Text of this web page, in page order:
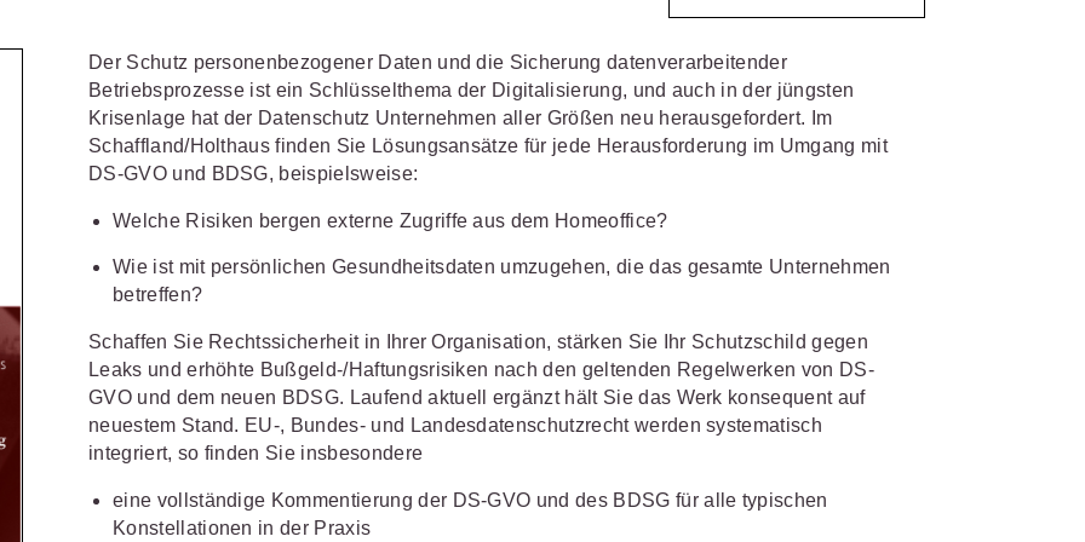
Finden Sie Lösungen und Inhalte, die zu Ihrem Fachgebiet passen.
Arbeitsrecht
Außenwirtschaftsrecht
Bankrecht
Compliance
Erbrecht
Familienrecht
Handels- und
Insolvenzrecht
Notare
Öffentliches Dienstrecht
Öffentliches Recht
Sozialrecht
Strafrecht
Unternehmensjuristen
Versicherungsrecht
JURIS BUSINESS
Praxisnah und intuitiv: Schutz vor
rechtlichen Risiken
für Unternehmen,
Institutionen und Steuerberater
mehr erfahren
JURIS AKADEMIE
Qualifiziert und zertifiziert: Online-
Fortbildungen
für Fachanwälte
in
allen wichtigen Fachgebieten.
mehr erfahren
5866-4466(Mo-Do 9-18 Uhr, Fr 9-17
Produktberater für eine erste
Vereine und Verbände
Unternehmen
Referendariat
WEITERE SERVICES
FAQ
Veranstaltungen
juris PraxisReporte
(Mo-Fr 8-18 Uhr).
Alle Kontaktmöglichkeiten
Der Schutz personenbezogener Daten und die Sicherung datenverarbeitender
Betriebsprozesse ist ein Schlüsselthema der Digitalisierung, und auch in der jüngsten
Krisenlage hat der Datenschutz Unternehmen aller Größen neu herausgefordert. Im
Schaffland/Holthaus finden Sie Lösungsansätze für jede Herausforderung im Umgang mit
DS-GVO und BDSG, beispielsweise:
Welche Risiken bergen externe Zugriffe aus dem Homeoffice?
Wie ist mit persönlichen Gesundheitsdaten umzugehen, die das gesamte Unternehmen
betreffen?
Schaffen Sie Rechtssicherheit in Ihrer Organisation, stärken Sie Ihr Schutzschild gegen
Leaks und erhöhte Bußgeld-/Haftungsrisiken nach den geltenden Regelwerken von DS-
GVO und dem neuen BDSG. Laufend aktuell ergänzt hält Sie das Werk konsequent auf
neuestem Stand. EU-, Bundes- und Landesdatenschutzrecht werden systematisch
integriert, so finden Sie insbesondere
eine vollständige Kommentierung der DS-GVO und des BDSG für alle typischen
Konstellationen in der Praxis